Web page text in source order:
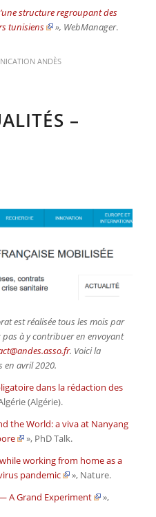
structure regroupant des
tunisiens
», WebManager.
ANDÈS
–
est réalisée tous les mois par
pas à y contribuer en envoyant
. Voici la
en avril 2020.
dans la rédaction des
(Algérie).
the World: a viva at Nanyang
», PhD Talk.
working from home as a
pandemic
», Nature.
A Grand Experiment
»,